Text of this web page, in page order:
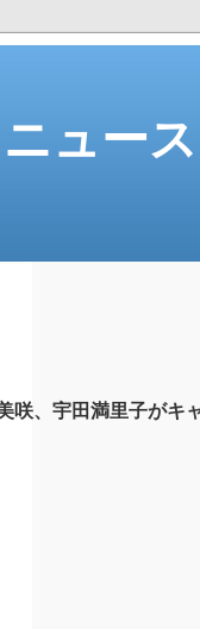
ュース
咲、宇田満里子がキ